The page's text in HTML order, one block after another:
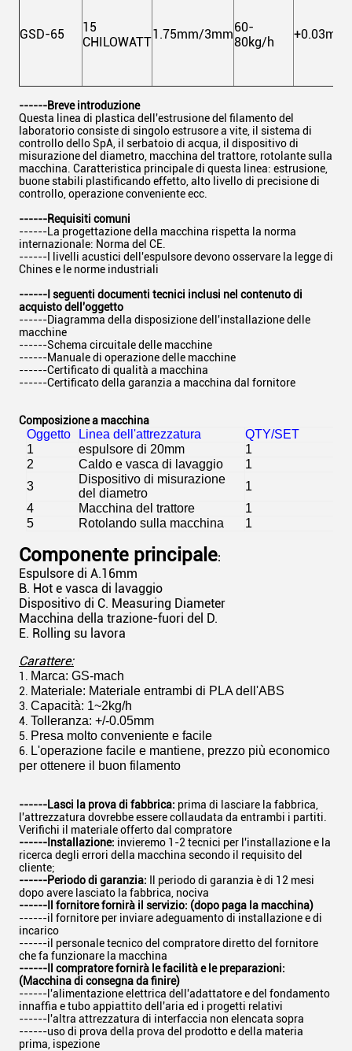
GSD-65
15
CHILOWATT
1.75mm/3mm60-
80kg/h
+0.03mm
------Breve introduzione
Questa linea di plastica dell'estrusione del filamento del
laboratorio consiste di singolo estrusore a vite, il sistema di
controllo dello SpA, il serbatoio di acqua, il dispositivo di
misurazione del diametro, macchina del trattore, rotolante sulla
macchina. Caratteristica principale di questa linea: estrusione,
buonestabili plastificando effetto, alto livello di precisione di
controllo, operazione conveniente ecc.
------Requisiti comuni
------La progettazione della macchina rispetta la norma
internazionale: Norma del CE.
------I livelli acustici dell'espulsore devono osservare la legge di
Chines e le norme industriali
------I seguenti documenti tecnici inclusi nel contenuto di
acquisto dell'oggetto
------Diagramma della disposizione dell'installazione delle
macchine
------Schema circuitale delle macchine
------Manuale di operazione delle macchine
------Certificato di qualità a macchina
------Certificato della garanzia a macchina dal fornitore
Composizione a macchina
Oggetto Linea dell'attrezzatura
QTY/SET
1
espulsore di 20mm
1
2
Caldo e vasca di lavaggio
1
3
Dispositivo di misurazione
del diametro
1
4
Macchina del trattore
1
5
Rotolando sulla macchina 1
Componente principale:
Espulsore di A.16mm
B. Hot e vasca di lavaggio
Dispositivo di C. Measuring Diameter
Macchina della trazione-fuori del D.
E. Rolling su lavora
Carattere:
1. Marca: GS-mach
2. Materiale: Materiale entrambi di PLA dell'ABS
3. Capacità: 1~2kg/h
4. Tolleranza: +/-0.05mm
5. Presa molto conveniente e facile
6. L'operazione facile e mantiene, prezzo più economico
per ottenere il buon filamento
------Lasci la prova di fabbrica: prima di lasciare la fabbrica,
l'attrezzatura dovrebbe essere collaudata da entrambi i partiti.
Verifichi il materiale offerto dal compratore
------Installazione: invieremo 1-2 tecnici per l'installazione e la
ricerca degli errori della macchina secondo il requisito del
cliente;
------Periodo di garanzia: Il periodo di garanzia è di 12 mesi
dopo avere lasciato la fabbrica, nociva
------Il fornitore fornirà il servizio: (dopo paga la macchina)
------il fornitore per inviare adeguamento di installazione e di
incarico
------il personale tecnico del compratore diretto del fornitore
che fa funzionare la macchina
------Il compratore fornirà le facilità e le preparazioni:
(Macchina di consegna da finire)
------l'alimentazione elettrica dell'adattatore e del fondamento
innaffia e tubo appiattito dell'aria ed i progetti relativi
------l'altra attrezzatura di interfaccia non elencata sopra
------uso di prova della prova del prodotto e della materia
prima, ispezione